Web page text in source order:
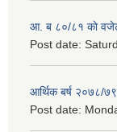
आ. ब ८०/८१ काे वजेट
Post date:
आर्थिक बर्ष २०७८/
Post date: